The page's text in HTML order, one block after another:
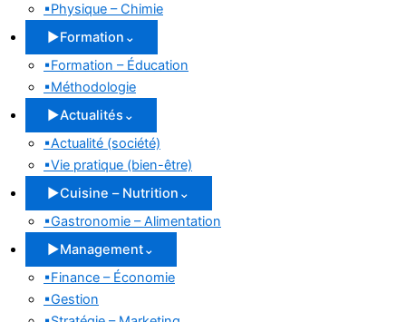
▪Physique – Chimie
▶Formation ⌄
▪Formation – Éducation
▪Méthodologie
▶Actualités ⌄
▪Actualité (société)
▪Vie pratique (bien-être)
▶Cuisine – Nutrition ⌄
▪Gastronomie – Alimentation
▶Management⌄
▪Finance – Économie
▪Gestion